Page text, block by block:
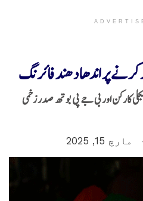
پر اندھا دھند فائرنگ
کارکن اور بی جے پی بوتھ صدر زخمی
مارچ 15, 2025